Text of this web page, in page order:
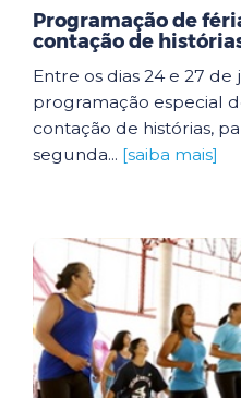
Programação de
contação de
Entre os dias 24 e 27 de
programação especial
contação de histórias,
segunda... [saiba mais]